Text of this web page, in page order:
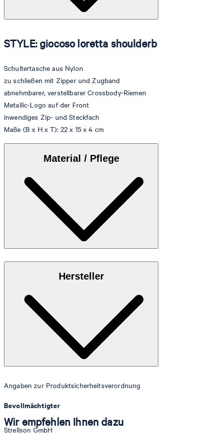
STYLE: giocoso loretta shoulderb
Schultertasche aus Nylon
zu schließen mit Zipper und Zugband
abnehmbarer, verstellbarer Crossbody-Riemen
Metallic-Logo auf der Front
inwendiges Zip- und Steckfach
Maße (B x H x T): 22 x 15 x 4 cm
Material / Pflege
Hersteller
Angaben zur Produktsicherheitsverordnung
Bevollmächtigter
Strellson GmbH
Wir empfehlen Ihnen dazu